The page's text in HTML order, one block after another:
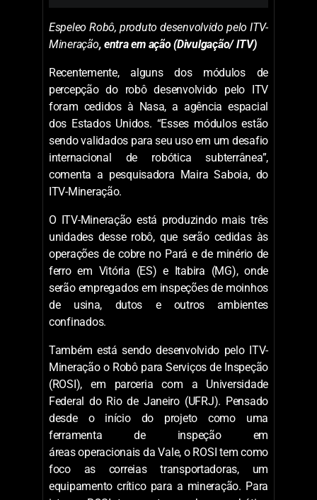
Espeleo Robô, produto desenvolvido pelo ITV-
Mineração
, entra em ação (Divulgação/ ITV)
Recentemente, alguns dos módulos de
percepção do robô desenvolvido pelo ITV
foram cedidos à Nasa, a agência espacial
dos Estados Unidos. “Esses módulos estão
sendo validados para seu uso em um desafio
internacional de robótica subterrânea”,
comenta a pesquisadora Maira Saboia, do
ITV-Mineração.
O ITV-Mineração está produzindo mais três
unidades desse robô, que serão cedidas às
operações de cobre no Pará e de minério de
ferro em Vitória (ES) e Itabira (MG), onde
serão empregados em inspeções de moinhos
de usina, dutos e outros ambientes
confinados.
Também está sendo desenvolvido pelo ITV-
Mineração o Robô para Serviços de Inspeção